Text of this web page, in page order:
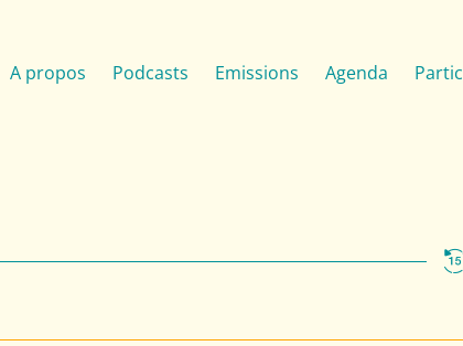
A propos Podcasts Emissions Agenda